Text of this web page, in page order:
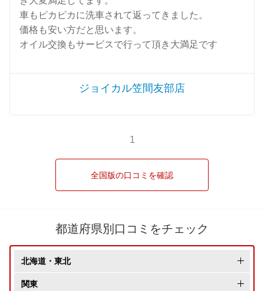
車もピカピカに洗車されて返ってきました。
価格も安い方だと思います。
オイル交換もサービスで行って頂き大満足です
ジョイカル笠間友部店
1
全国版の口コミを確認
都道府県別口コミをチェック
北海道・東北
北海道
関東